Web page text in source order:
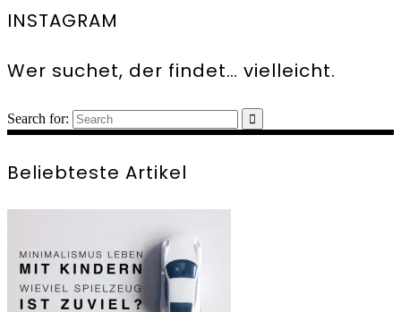
INSTAGRAM
Wer suchet, der findet… vielleicht.
Search for:
Beliebteste Artikel